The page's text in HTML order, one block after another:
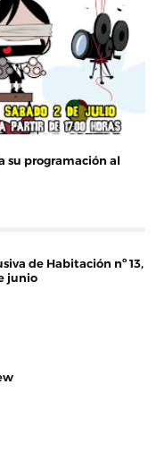
su programación al
de Habitación nº 13,
junio